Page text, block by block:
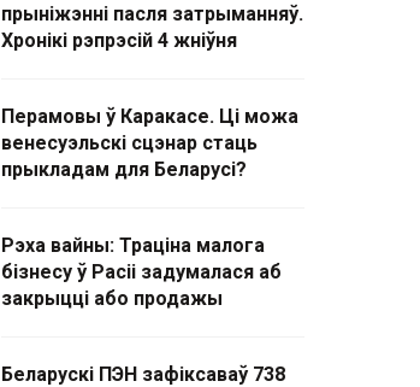
прыніжэнні пасля затрыманняў.
Хронікі рэпрэсій 4 жніўня
Перамовы ў Каракасе. Ці можа
венесуэльскі сцэнар стаць
прыкладам для Беларусі?
Рэха вайны: Траціна малога
бізнесу ў Расіі задумалася аб
закрыцці або продажы
Беларускі ПЭН зафіксаваў 738